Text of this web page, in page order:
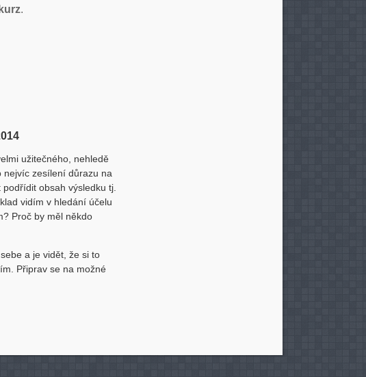
.
užitečného, nehledě
nejvíc zesílení důrazu na
obsah výsledku tj.
vidím v hledání účelu
Proč by měl někdo
a je vidět, že si to
Připrav se na možné